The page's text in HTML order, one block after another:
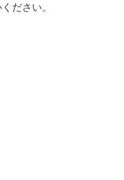
ださい。